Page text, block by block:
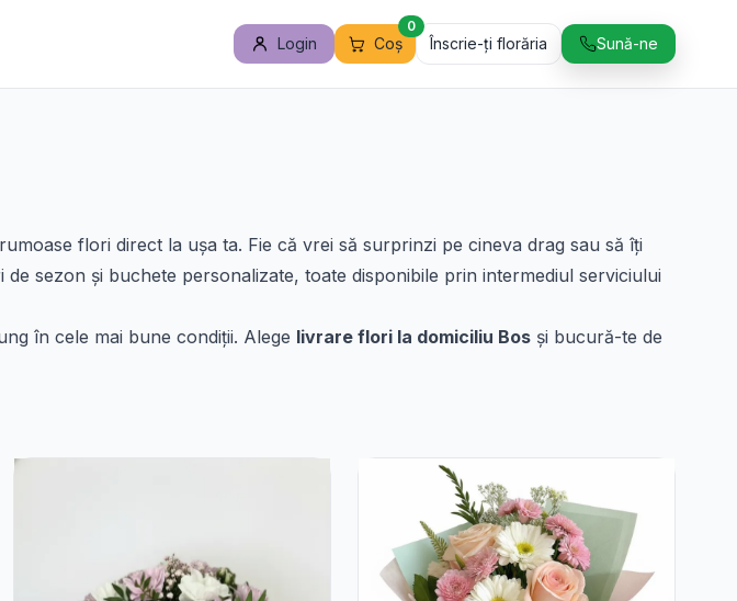
Login Coș
0
Înscrie-ți florăria Sună-ne
flori direct la ușa ta. Fie că vrei să surprinzi pe cineva drag sau să îți
sezon și buchete personalizate, toate disponibile prin intermediul serviciului
în cele mai bune condiții. Alege livrare flori la domiciliu Bos și bucură-te de